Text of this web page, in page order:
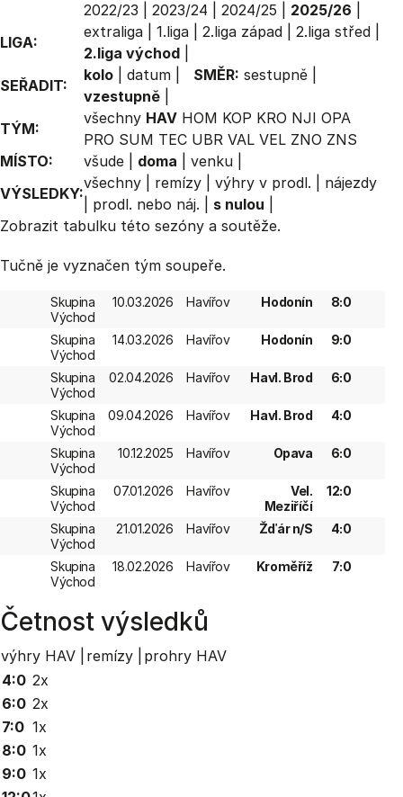
2022/23
2023/24 2024/25 2025/26
LIGA:
extraliga 1.liga 2.liga západ 2.liga střed
2.liga východ
SEŘADIT:
kolo datum SMĚR: sestupně
vzestupně
TÝM:
všechny HAV HOM KOP KRO NJI OPA
PRO SUM TEC UBR VAL VEL ZNO ZNS
MÍSTO:
všude doma venku
VÝSLEDKY:
všechny remízy výhry v prodl.
nájezdy
prodl. nebo náj. s nulou
Zobrazit tabulku této sezóny a soutěže.
Tučně je vyznačen tým soupeře.
Skupina
Východ
10.03.2026 Havířov Hodonín 8:0
Skupina
Východ
14.03.2026 Havířov Hodonín 9:0
Skupina
Východ
02.04.2026 Havířov Havl. Brod 6:0
Skupina
Východ
09.04.2026 Havířov Havl. Brod 4:0
Skupina
Východ
10.12.2025 Havířov Opava 6:0
Skupina
Východ
07.01.2026 Havířov
Vel.
Meziříčí
12:0
Skupina
Východ
21.01.2026 Havířov Žďár n/S 4:0
Skupina
Východ
18.02.2026 Havířov Kroměříž 7:0
Četnost výsledků
výhry HAV | remízy |
prohry HAV
4:0 2x
6:0 2x
7:0 1x
8:0 1x
9:0 1x